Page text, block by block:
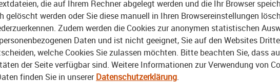
die auf Ihrem Rechner abgelegt werden und die Ihr Browser
gelöscht werden oder Sie diese manuell in Ihren Browsereinstellungen
Zudem werden die Cookies zur anonymen statistischen
Daten und ist nicht geeignet, Sie auf den Websites
welche Cookies Sie zulassen möchten. Bitte beachten Sie, dass
der Seite verfügbar sind. Weitere Informationen zur Verwendung von
finden Sie in unsererDatenschutzerklärung.